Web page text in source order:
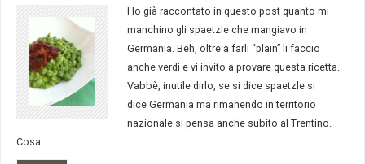
Ho già raccontato in questo post quanto mi
manchino gli spaetzle che mangiavo in
Germania. Beh, oltre a farli “plain” li faccio
anche verdi e vi invito a provare questa ricetta.
Vabbè, inutile dirlo, se si dice spaetzle si
dice Germania ma rimanendo in territorio
nazionale si pensa anche subito al Trentino.
Cosa…